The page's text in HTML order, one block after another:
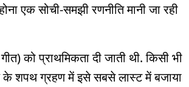
एक सोची-समझी रणनीति मानी जा रही
को प्राथमिकता दी जाती थी. किसी भी
के शपथ ग्रहण में इसे सबसे लास्ट में बजाया